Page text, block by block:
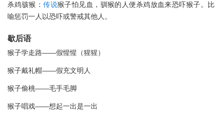
杀鸡骇猴：传说猴子怕见血，驯猴的人便杀鸡放血来恐吓猴子。比
喻惩罚一人以恐吓或警戒其他人。
歇后语
猴子学走路――假惺惺（猩猩）
猴子戴礼帽――假充文明人
猴子偷桃――毛手毛脚
猴子唱戏――想起一出是一出